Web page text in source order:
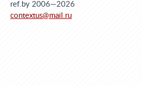
ref.by 2006—2026
contextus@mail.ru